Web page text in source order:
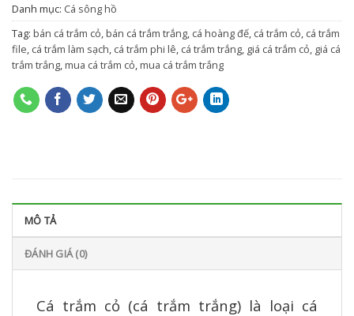
Danh mục: Cá sông hồ
Tag: bán cá trắm cỏ, bán cá trắm trắng, cá hoàng đế, cá trắm cỏ, cá trắm
file, cá trắm làm sạch, cá trắm phi lê, cá trắm trắng, giá cá trắm cỏ, giá cá
trắm trắng, mua cá trắm cỏ, mua cá trắm trắng
MÔ TẢ
ĐÁNH GIÁ (0)
Cá trắm cỏ (cá trắm trắng) là loại cá